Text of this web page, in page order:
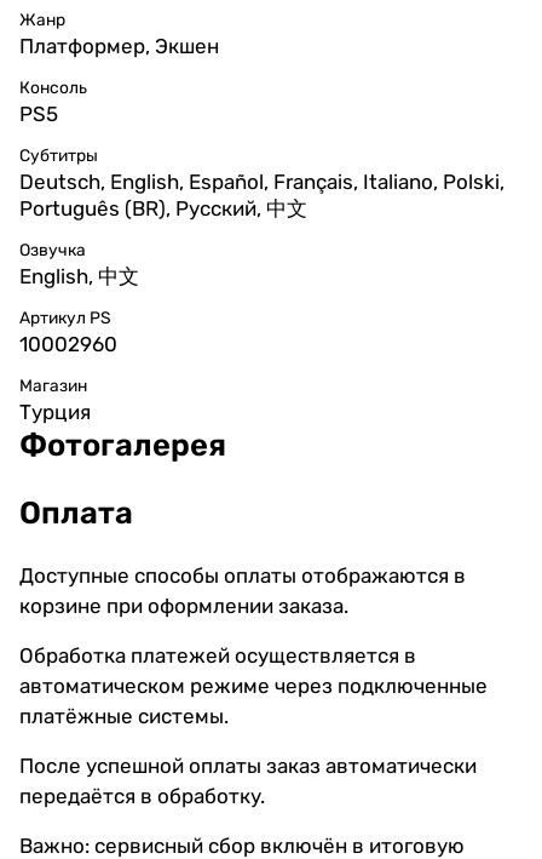
Жанр
Платформер, Экшен
Консоль
PS5
Субтитры
Deutsch, English, Español, Français, Italiano, Polski,
Português (BR), Русский, 中文
Озвучка
English, 中文
Артикул PS
10002960
Магазин
Турция
Фотогалерея
Оплата
Доступные способы оплаты отображаются в
корзине при оформлении заказа.
Обработка платежей осуществляется в
автоматическом режиме через подключенные
платёжные системы.
После успешной оплаты заказ автоматически
передаётся в обработку.
Важно: сервисный сбор включён в итоговую